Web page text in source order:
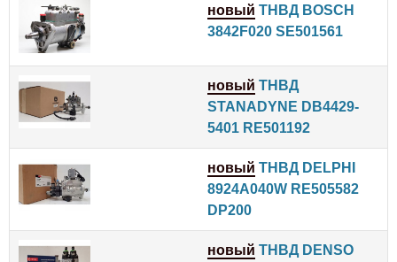
новый ТНВД BOSCH
3842F020 SE501561
новый ТНВД
STANADYNE DB4429-
5401 RE501192
новый ТНВД DELPHI
8924A040W RE505582
DP200
новый ТНВД DENSO